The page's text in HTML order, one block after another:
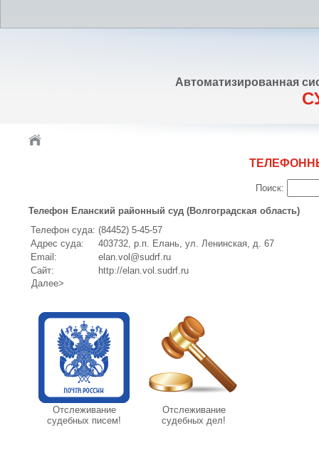
Автоматизированная
Поиск:
Телефон Еланский районный суд (Волгоградская область)
Телефон суда: (84452) 5-45-57
Адрес суда:
403732, р.п. Елань, ул. Ленинская, д. 67
Email:
elan.vol@sudrf.ru
Сайт:
http://elan.vol.sudrf.ru
Далее>
Отслеживание
судебных писем!
Отслеживание
судебных дел!